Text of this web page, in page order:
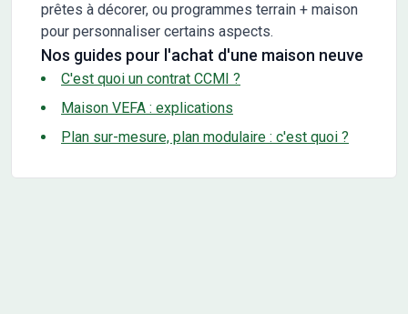
prêtes à décorer, ou programmes terrain + maison
pour personnaliser certains aspects.
Nos guides pour l'achat d'une maison neuve
C'est quoi un contrat CCMI ?
Maison VEFA : explications
Plan sur-mesure, plan modulaire : c'est quoi ?